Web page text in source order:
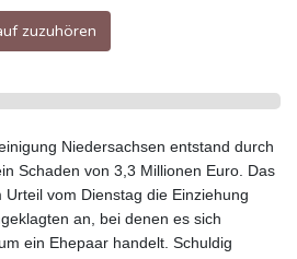
zuzuhören
Niedersachsen entstand durch
Schaden von 3,3 Millionen Euro. Das
vom Dienstag die Einziehung
an, bei denen es sich
ein Ehepaar handelt. Schuldig